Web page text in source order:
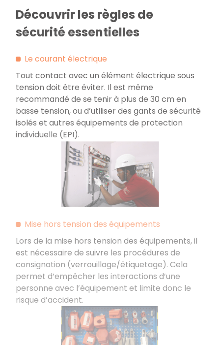
Découvrir les règles de
sécurité essentielles
Le courant électrique
Tout contact avec un élément électrique sous
tension doit être éviter. Il est même
recommandé de se tenir à plus de 30 cm en
basse tension, ou d’utiliser des gants de sécurité
isolés et autres équipements de protection
individuelle (EPI).
Mise hors tension des équipements
Lors de la mise hors tension des équipements, il
est nécessaire de suivre les procédures de
consignation (verrouillage/étiquetage). Cela
permet d’empêcher les interactions d’une
personne avec l’équipement et limite donc le
risque d’accident.